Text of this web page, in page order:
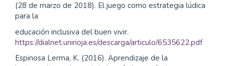
(28 de marzo de 2018). El juego como estrategia lúdica
para la
educación inclusiva del buen vivir.
https://dialnet.unirioja.es/descarga/articulo/6535622.pdf
Espinosa Lerma, K. (2016). Aprendizaje de la